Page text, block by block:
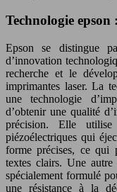
Technologie
Epson se distingue
d’innovation
recherche et le
imprimantes laser. La
une technologie
d’obtenir une qualité
précision. Elle
piézoélectriques qui
forme précises, ce qui
textes clairs. Une
spécialement formulé
une résistance à la